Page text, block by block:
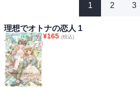
1 2 3
理想でオトナの恋人 1
¥165 (税込)